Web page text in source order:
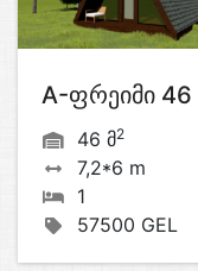
A-ფრეიმი 46
46 მ2
7,2*6 m
1
57500 GEL